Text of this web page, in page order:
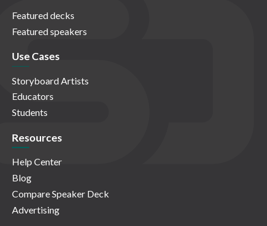
Featured decks
Featured speakers
Use Cases
Storyboard Artists
Educators
Students
Resources
Help Center
Blog
Compare Speaker Deck
Advertising